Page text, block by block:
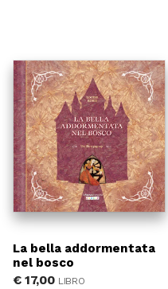
La bella addormentata
nel bosco
€17,00 LIBRO